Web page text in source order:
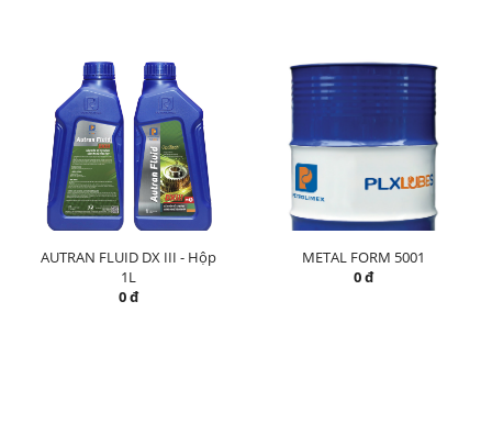
AUTRAN FLUID DX III - Hộp
1L
0 đ
METAL FORM 5001
0 đ